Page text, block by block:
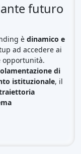
futuro
è dinamico e
ad accedere ai
opportunità.
di
istituzionale, il